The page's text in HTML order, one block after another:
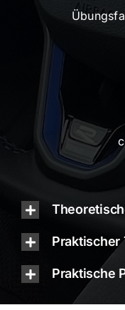
Praktischer
Praktische